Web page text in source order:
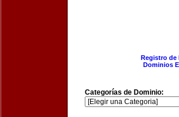
Registro de
Dominios
Categorías de Dominio: